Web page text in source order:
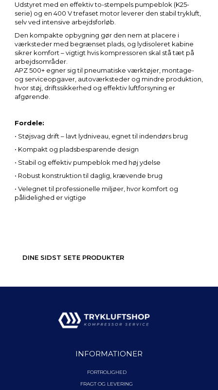
Udstyret med en effektiv to-stempels pumpeblok (K25-
serie) og en 400 V trefaset motor leverer den stabil trykluft,
selv ved intensive arbejdsforløb.
Den kompakte opbygning gør den nem at placere i
værksteder med begrænset plads, og lydisoleret kabine
sikrer komfort – vigtigt hvis kompressoren skal stå tæt på
arbejdsområder.
APZ 500+ egner sig til pneumatiske værktøjer, montage-
og serviceopgaver, autoværksteder og mindre produktion,
hvor støj, driftssikkerhed og effektiv luftforsyning er
afgørende.
Fordele:
• Støjsvag drift – lavt lydniveau, egnet til indendørs brug
• Kompakt og pladsbesparende design
• Stabil og effektiv pumpeblok med høj ydelse
• Robust konstruktion til daglig, krævende brug
• Velegnet til professionelle miljøer, hvor komfort og
pålidelighed er vigtige
DINE SIDST SETE PRODUKTER
INFORMATIONER
FORTROLIGHED
FRAGT OG LEVERING